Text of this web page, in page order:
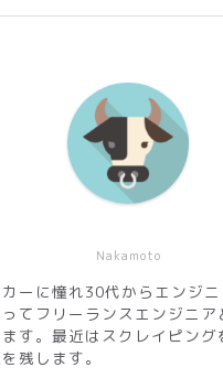
Nakamoto
カーに憧れ30代からエンジ
てフリーランスエンジニア
す。最近はスクレイピング
残します。